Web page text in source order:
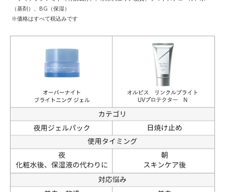
（基剤）、BG（保湿）
※価格はすべて税込みです